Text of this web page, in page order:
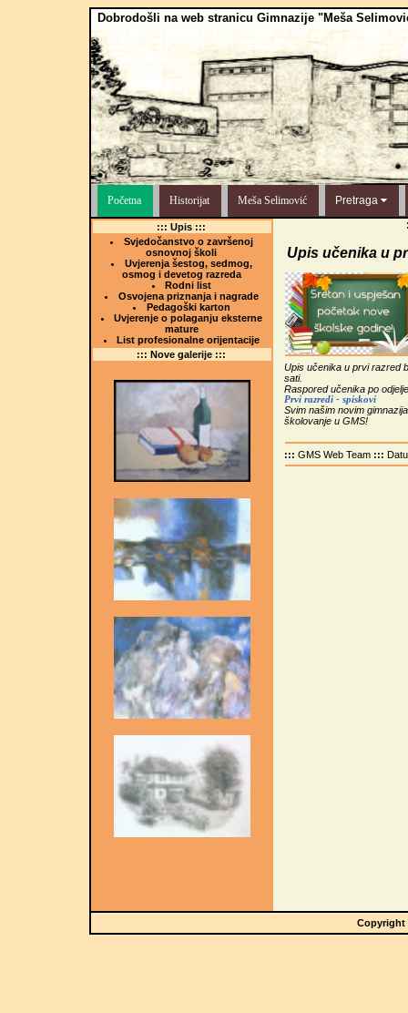
Dobrodošli na web stranicu Gimnazije "Meša
Početna Historijat Meša Selimović Pretraga
::: Upis :::
Svjedočanstvo o završenoj
osnovnoj školi
Uvjerenja šestog, sedmog,
osmog i devetog razreda
Rodni list
Osvojena priznanja i nagrade
Pedagoški karton
Uvjerenje o polaganju eksterne
mature
List profesionalne orijentacije
::: Nove galerije :::
Upis učenika u
Upis učenika u prvi razred
sati.
Raspored učenika po
Prvi razredi - spiskovi
Svim našim novim
školovanje u GMS!
:::GMS Web Team :::
Copyright